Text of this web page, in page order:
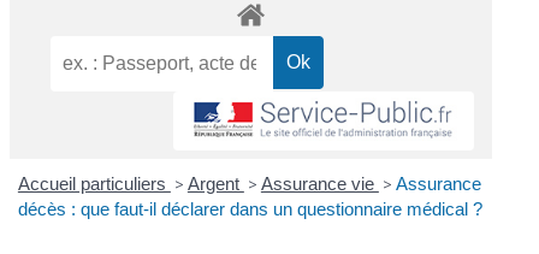
Accueil particuliers > Argent > Assurance vie > Assurance
décès : que faut-il déclarer dans un questionnaire médical ?